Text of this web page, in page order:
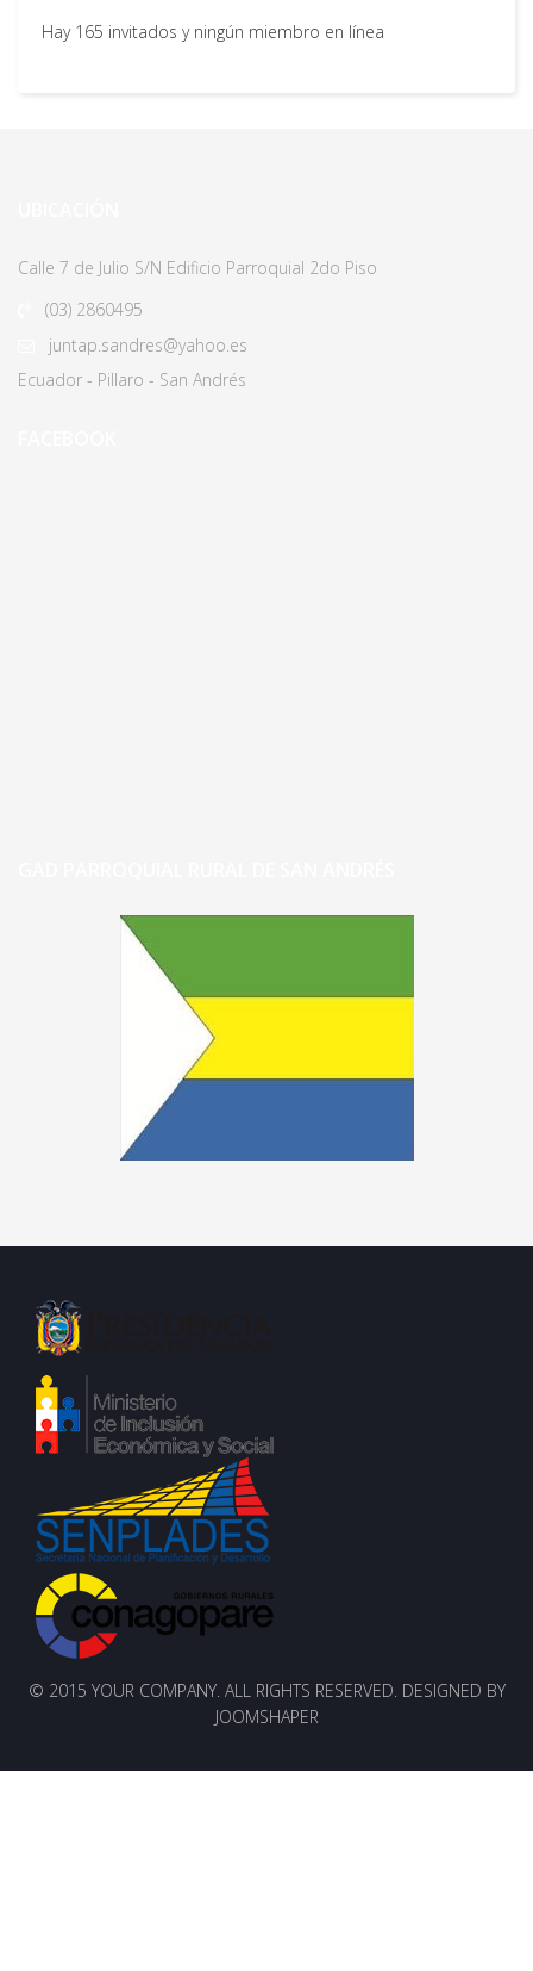
Hay 165 invitados y ningún miembro en línea
Calle 7 de Julio S/N Edificio Parroquial 2do Piso
(03) 2860495
juntap.sandres@yahoo.es
Ecuador - Pillaro - San Andrés
© 2015 YOUR COMPANY. ALL RIGHTS RESERVED. DESIGNED BY
JOOMSHAPER